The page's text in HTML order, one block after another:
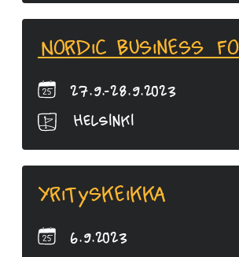
Nordic Business
27.9.-28.9.2023
Helsinki
Yrityskeikka
6.9.2023